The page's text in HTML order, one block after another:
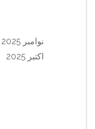
نوامبر 2025
اکتبر 2025